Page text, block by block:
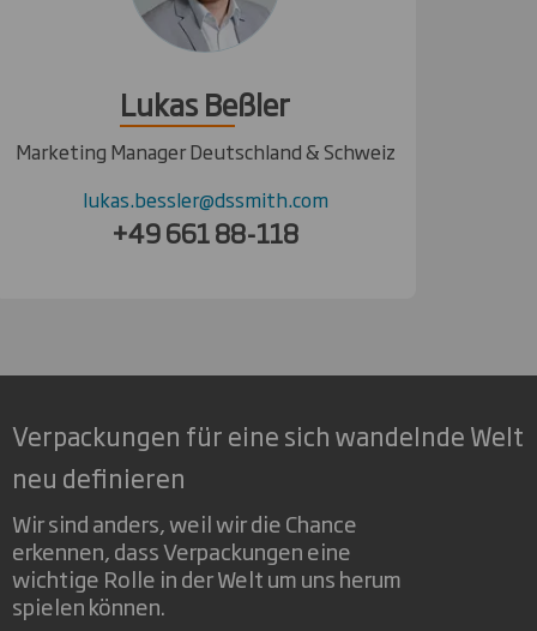
Lukas Beßler
Marketing Manager Deutschland & Schweiz
lukas.bessler@dssmith.com
+49 661 88-118
Verpackungen für eine sich wandelnde Welt
neu definieren
Wir sind anders, weil wir die Chance
erkennen, dass Verpackungen eine
wichtige Rolle in der Welt um uns herum
spielen können.